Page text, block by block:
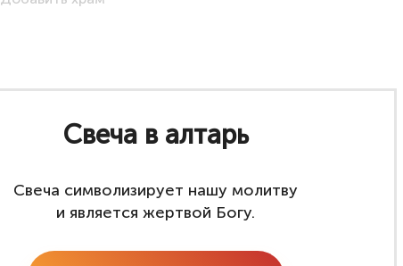
Свеча в алтарь
Свеча символизирует нашу молитву
и является жертвой Богу.